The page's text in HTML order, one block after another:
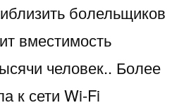
болельщиков
вместимость
человек.. Более
к сети Wi-Fi